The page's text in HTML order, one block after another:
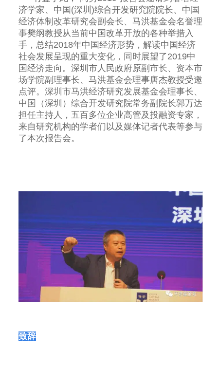
济学家、中国(深圳)综合开发研究院院长、中国
经济体制改革研究会副会长、马洪基金会名誉理
事樊纲教授从当前中国改革开放的各种举措入
手，总结2018年中国经济形势，解读中国经济
社会发展呈现的重大变化，同时展望了2019中
国经济走向。深圳市人民政府原副市长、资本市
场学院副理事长、马洪基金会理事唐杰教授受邀
点评。深圳市马洪经济研究发展基金会理事长、
中国（深圳）综合开发研究院常务副院长郭万达
担任主持人，五百多位企业高管及投融资专家，
来自研究机构的学者们以及媒体记者代表等参与
了本次报告会。
致辞